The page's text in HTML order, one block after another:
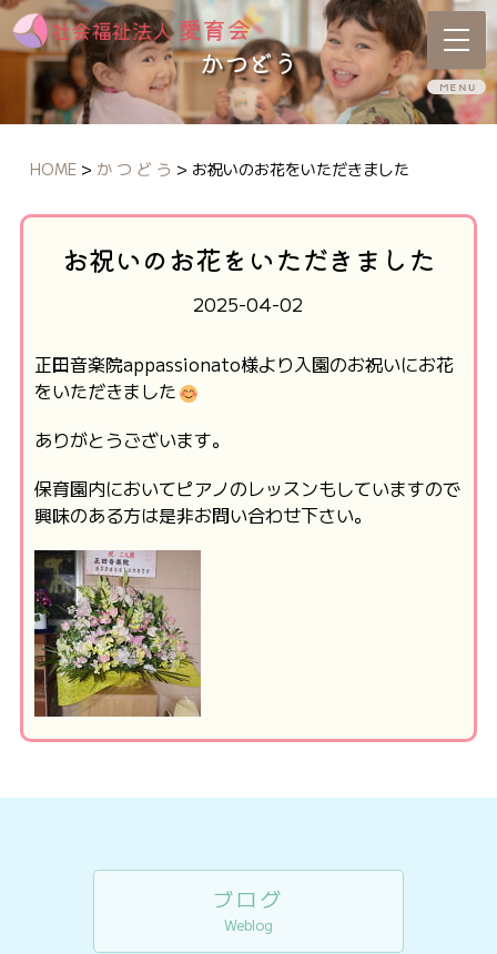
かつどう
HOME> か つ ど う > お祝いのお花をいただきました
お祝いのお花をいただきました
2025-04-02
正田音楽院appassionato様より入園のお祝いにお花
をいただきました
ありがとうございます。
保育園内においてピアノのレッスンもしていますので
興味のある方は是非お問い合わせ下さい。
ブログ
Weblog